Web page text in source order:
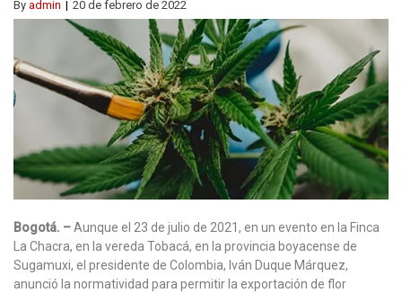
By admin 20 de febrero de 2022
Bogotá. –Aunque el 23 de julio de 2021, en un evento en la Finca
La Chacra, en la vereda Tobacá, en la provincia boyacense de
Sugamuxi, el presidente de Colombia, Iván Duque Márquez,
anunció la normatividad para permitir la exportación de flor